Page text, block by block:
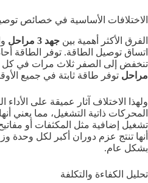
الاختلافات الأساسية في خصائص
الفرق الأكثر أهمية بين جهد 3 مراحل
اتساق توصيل الطاقة. توفر الطاقة
تنخفض إلى الصفر ثلاث مرات في كل
مراحل توفر طاقة ثابتة في جميع
ولهذا الاختلاف آثار عميقة على الأداء
المحركات ذاتية التشغيل، مما يعني
تشغيل إضافية مثل المكثفات أو
أنها تنتج عزم دوران أكبر لكل وحدة
بشكل عام.
تحليل الكفاءة والتكلفة